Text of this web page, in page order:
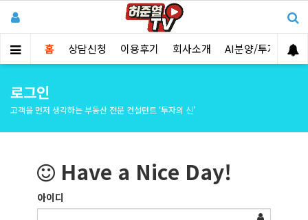
홈 상담신청 이용후기 회사소개 AI분양/투자분석
로그인
고객을 먼저 생각하는 부동산 전문 컨설턴트 ‘투자의 신’
Have a Nice Day!
아이디